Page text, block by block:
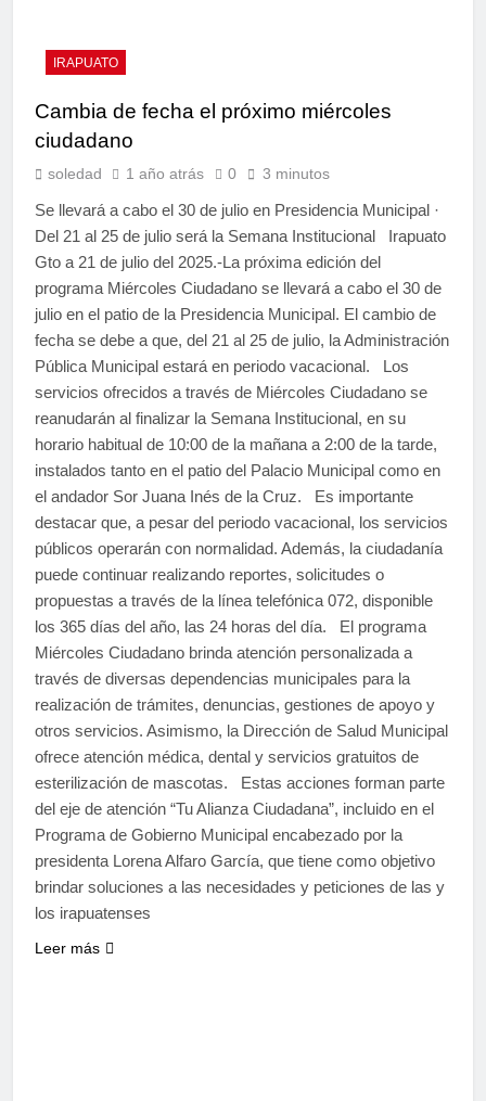
IRAPUATO
Cambia de fecha el próximo miércoles
ciudadano
soledad 1 año atrás 0 3 minutos
Se llevará a cabo el 30 de julio en Presidencia Municipal ·
Del 21 al 25 de julio será la Semana Institucional Irapuato
Gto a 21 de julio del 2025.-La próxima edición del
programa Miércoles Ciudadano se llevará a cabo el 30 de
julio en el patio de la Presidencia Municipal. El cambio de
fecha se debe a que, del 21 al 25 de julio, la Administración
Pública Municipal estará en periodo vacacional. Los
servicios ofrecidos a través de Miércoles Ciudadano se
reanudarán al finalizar la Semana Institucional, en su
horario habitual de 10:00 de la mañana a 2:00 de la tarde,
instalados tanto en el patio del Palacio Municipal como en
el andador Sor Juana Inés de la Cruz. Es importante
destacar que, a pesar del periodo vacacional, los servicios
públicos operarán con normalidad. Además, la ciudadanía
puede continuar realizando reportes, solicitudes o
propuestas a través de la línea telefónica 072, disponible
los 365 días del año, las 24 horas del día. El programa
Miércoles Ciudadano brinda atención personalizada a
través de diversas dependencias municipales para la
realización de trámites, denuncias, gestiones de apoyo y
otros servicios. Asimismo, la Dirección de Salud Municipal
ofrece atención médica, dental y servicios gratuitos de
esterilización de mascotas. Estas acciones forman parte
del eje de atención “Tu Alianza Ciudadana”, incluido en el
Programa de Gobierno Municipal encabezado por la
presidenta Lorena Alfaro García, que tiene como objetivo
brindar soluciones a las necesidades y peticiones de las y
los irapuatenses
Leer más